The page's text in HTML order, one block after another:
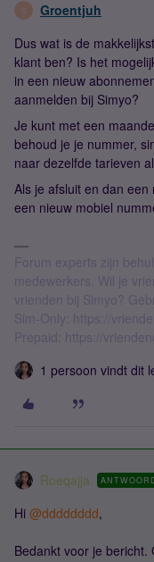
G Groentjuh
Dus wat is de
klant ben? Is het
in een nieuw
aanmelden bij Simyo?
Je kunt met een
behoud je je nummer,
naar dezelfde tarieven
Als je afsluit en dan
een nieuw mobiel
Forum experts zijn
medewerkers. Wil je
vrienden bij Simyo?
Sim-Only: https://
Prepaid: https://
1 persoon vindt dit
Roeqajja
Hi @dddddddd,
Bedankt voor je bericht.